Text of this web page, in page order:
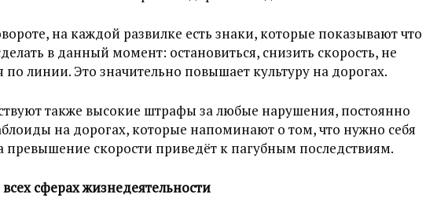
на каждой развилке есть знаки, которые показывают что
в данный момент: остановиться, снизить скорость, не
по линии. Это значительно повышает культуру на дорогах.
также высокие штрафы за любые нарушения, постоянно
на дорогах, которые напоминают о том, что нужно себя
превышение скорости приведёт к пагубным последствиям.
сферах жизнедеятельности